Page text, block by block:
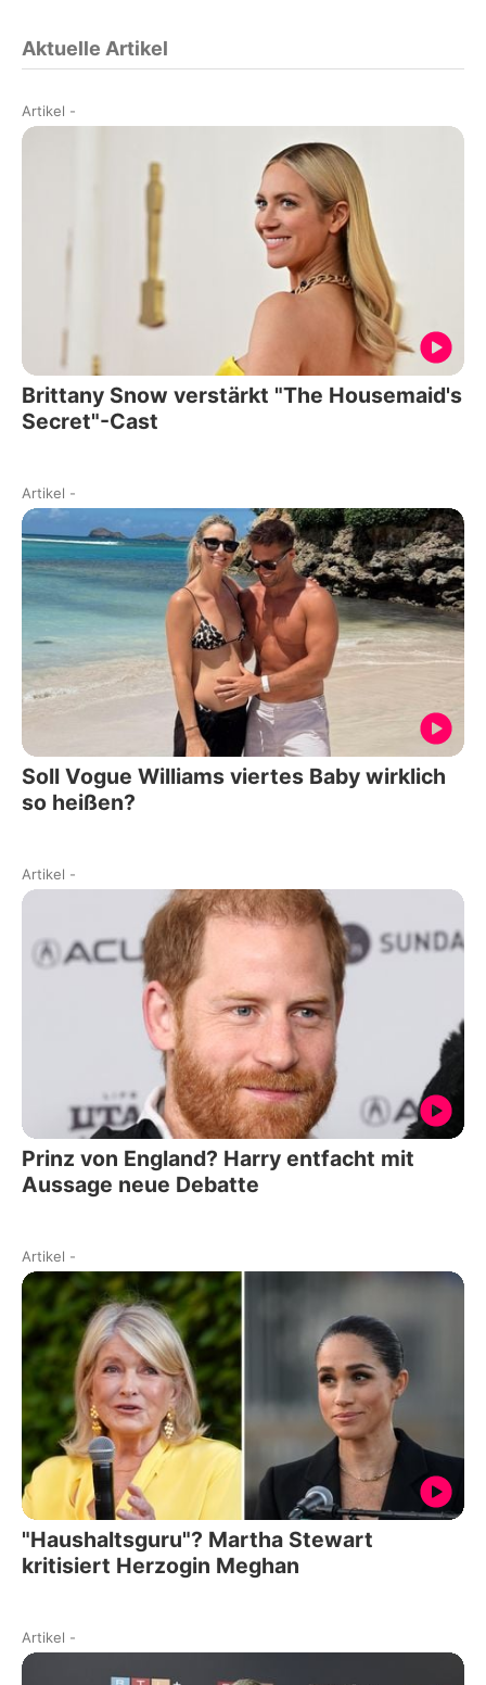
Aktuelle Artikel
Artikel -
Brittany Snow verstärkt "The Housemaid's
Secret"-Cast
Artikel -
Soll Vogue Williams viertes Baby wirklich
so heißen?
Artikel -
Prinz von England? Harry entfacht mit
Aussage neue Debatte
Artikel -
"Haushaltsguru"? Martha Stewart
kritisiert Herzogin Meghan
Artikel -